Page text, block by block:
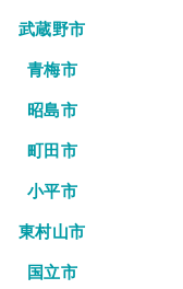
武蔵野市
青梅市
昭島市
町田市
小平市
東村山市
国立市